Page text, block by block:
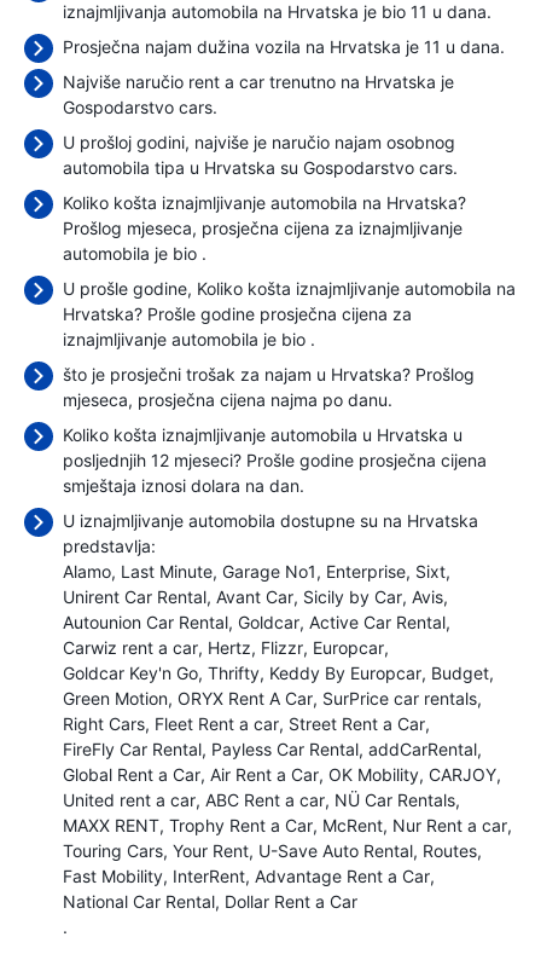
iznajmljivanja automobila na Hrvatska je bio 11 u dana.
Prosječna najam dužina vozila na Hrvatska je 11 u dana.
Najviše naručio rent a car trenutno na Hrvatska je
Gospodarstvo cars.
U prošloj godini, najviše je naručio najam osobnog
automobila tipa u Hrvatska su Gospodarstvo cars.
Koliko košta iznajmljivanje automobila na Hrvatska?
Prošlog mjeseca, prosječna cijena za iznajmljivanje
automobila je bio .
U prošle godine, Koliko košta iznajmljivanje automobila na
Hrvatska? Prošle godine prosječna cijena za
iznajmljivanje automobila je bio .
što je prosječni trošak za najam u Hrvatska? Prošlog
mjeseca, prosječna cijena najma po danu.
Koliko košta iznajmljivanje automobila u Hrvatska u
posljednjih 12 mjeseci? Prošle godine prosječna cijena
smještaja iznosi dolara na dan.
U iznajmljivanje automobila dostupne su na Hrvatska
predstavlja:
Alamo Last Minute Garage No1 Enterprise Sixt
Unirent Car Rental Avant Car Sicily by Car Avis
Autounion Car Rental Goldcar Active Car Rental
Carwiz rent a car Hertz Flizzr Europcar
Goldcar Key'n Go Thrifty Keddy By Europcar Budget
Green Motion ORYX Rent A Car SurPrice car rentals
Right Cars Fleet Rent a car Street Rent a Car
FireFly Car Rental Payless Car Rental addCarRental
Global Rent a Car Air Rent a Car OK Mobility CARJOY
United rent a car ABC Rent a car NÜ Car Rentals
MAXX RENT Trophy Rent a Car McRent Nur Rent a car
Touring Cars Your Rent U-Save Auto Rental Routes
Fast Mobility InterRent Advantage Rent a Car
National Car Rental Dollar Rent a Car
.